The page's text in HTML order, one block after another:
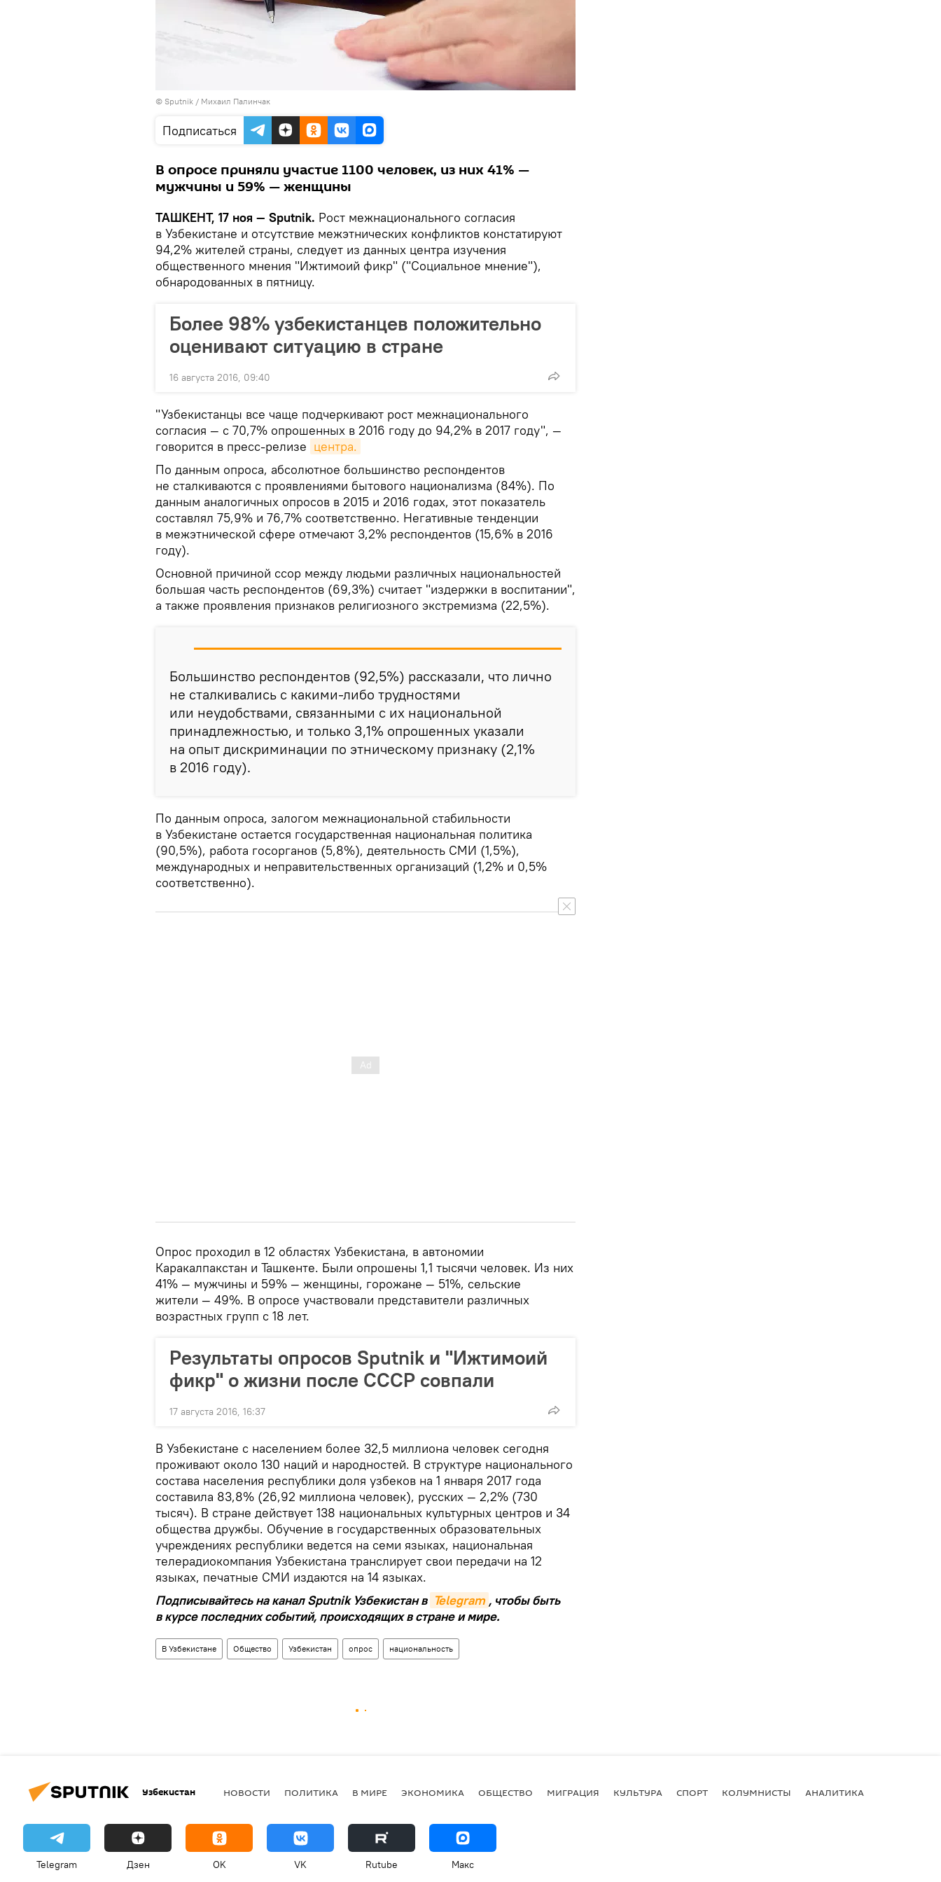
© Sputnik / Михаил Палинчак
Подписаться
В опросе приняли участие 1100 человек, из них 41% —
мужчины и 59% — женщины
ТАШКЕНТ, 17 ноя — Sputnik. Рост межнационального согласия
в Узбекистане и отсутствие межэтнических конфликтов констатируют
94,2% жителей страны, следует из данных центра изучения
общественного мнения "Ижтимоий фикр" ("Социальное мнение"),
обнародованных в пятницу.
Более 98% узбекистанцев положительно
оценивают ситуацию в стране
16 августа 2016, 09:40
"Узбекистанцы все чаще подчеркивают рост межнационального
согласия — с 70,7% опрошенных в 2016 году до 94,2% в 2017 году", —
говорится в пресс-релизе центра.
По данным опроса, абсолютное большинство респондентов
не сталкиваются с проявлениями бытового национализма (84%). По
данным аналогичных опросов в 2015 и 2016 годах, этот показатель
составлял 75,9% и 76,7% соответственно. Негативные тенденции
в межэтнической сфере отмечают 3,2% респондентов (15,6% в 2016
году).
Основной причиной ссор между людьми различных национальностей
большая часть респондентов (69,3%) считает "издержки в воспитании",
а также проявления признаков религиозного экстремизма (22,5%).
Большинство респондентов (92,5%) рассказали, что лично
не сталкивались с какими-либо трудностями
или неудобствами, связанными с их национальной
принадлежностью, и только 3,1% опрошенных указали
на опыт дискриминации по этническому признаку (2,1%
в 2016 году).
По данным опроса, залогом межнациональной стабильности
в Узбекистане остается государственная национальная политика
(90,5%), работа госорганов (5,8%), деятельность СМИ (1,5%),
международных и неправительственных организаций (1,2% и 0,5%
соответственно).
Опрос проходил в 12 областях Узбекистана, в автономии
Каракалпакстан и Ташкенте. Были опрошены 1,1 тысячи человек. Из них
41% — мужчины и 59% — женщины, горожане — 51%, сельские
жители — 49%. В опросе участвовали представители различных
возрастных групп с 18 лет.
Результаты опросов Sputnik и "Ижтимоий
фикр" о жизни после СССР совпали
17 августа 2016, 16:37
В Узбекистане с населением более 32,5 миллиона человек сегодня
проживают около 130 наций и народностей. В структуре национального
состава населения республики доля узбеков на 1 января 2017 года
составила 83,8% (26,92 миллиона человек), русских — 2,2% (730
тысяч). В стране действует 138 национальных культурных центров и 34
общества дружбы. Обучение в государственных образовательных
учреждениях республики ведется на семи языках, национальная
телерадиокомпания Узбекистана транслирует свои передачи на 12
языках, печатные СМИ издаются на 14 языках.
Подписывайтесь на канал Sputnik Узбекистан в Telegram , чтобы быть
в курсе последних событий, происходящих в стране и мире.
В Узбекистане Общество Узбекистан опрос национальность
Узбекистан НОВОСТИ ПОЛИТИКА В МИРЕ ЭКОНОМИКА ОБЩЕСТВО МИГРАЦИЯ КУЛЬТУРА СПОРТ КОЛУМНИСТЫ АНАЛИТИКА
Telegram Дзен OK VK Rutube Макс